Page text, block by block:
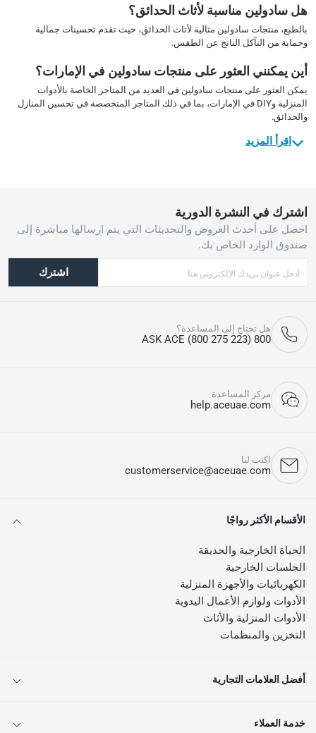
هل سادولين مناسبة لأثاث الحدائق؟
بالطبع، منتجات سادولين مثالية لأثاث الحدائق، حيث تقدم تحسينات جمالية
وحماية من التآكل الناتج عن الطقس.
أين يمكنني العثور على منتجات سادولين في الإمارات؟
يمكن العثور على منتجات سادولين في العديد من المتاجر الخاصة بالأدوات
المنزلية وDIY في الإمارات، بما في ذلك المتاجر المتخصصة في تحسين المنازل
والحدائق.
اقرأ المزيد
اشترك في النشرة الدورية
احصل على أحدث العروض والتحديثات التي يتم ارسالها مباشرة إلى
صندوق الوارد الخاص بك.
اشترك
هل تحتاج إلى المساعدة؟
800 ASK ACE (800 275 223)
مركز المساعدة
help.aceuae.com
اكتب لنا
customerservice@aceuae.com
الأقسام الأكثر رواجًا
الحياة الخارجية والحديقة
الجلسات الخارجية
الكهربائيات والأجهزة المنزلية
الأدوات ولوازم الأعمال اليدوية
الأدوات المنزلية والأثاث
التخزين والمنظمات
أفضل العلامات التجارية
خدمة العملاء